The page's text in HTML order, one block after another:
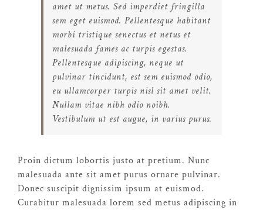
amet ut metus. Sed imperdiet fringilla
sem eget euismod. Pellentesque habitant
morbi tristique senectus et netus et
malesuada fames ac turpis egestas.
Pellentesque adipiscing, neque ut
pulvinar tincidunt, est sem euismod odio,
eu ullamcorper turpis nisl sit amet velit.
Nullam vitae nibh odio noibh.
Vestibulum ut est augue, in varius purus.
Proin dictum lobortis justo at pretium. Nunc
malesuada ante sit amet purus ornare pulvinar.
Donec suscipit dignissim ipsum at euismod.
Curabitur malesuada lorem sed metus adipiscing in